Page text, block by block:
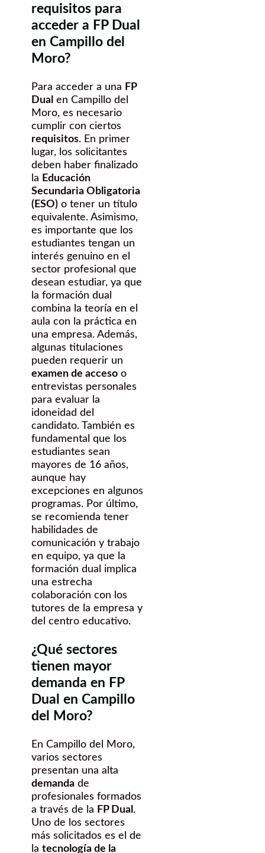
requisitos para
acceder a FP Dual
en Campillo del
Moro?
Para acceder a una FP
Dual en Campillo del
Moro, es necesario
cumplir con ciertos
requisitos. En primer
lugar, los solicitantes
deben haber finalizado
la Educación
Secundaria Obligatoria
(ESO) o tener un título
equivalente. Asimismo,
es importante que los
estudiantes tengan un
interés genuino en el
sector profesional que
desean estudiar, ya que
la formación dual
combina la teoría en el
aula con la práctica en
una empresa. Además,
algunas titulaciones
pueden requerir un
examen de acceso o
entrevistas personales
para evaluar la
idoneidad del
candidato. También es
fundamental que los
estudiantes sean
mayores de 16 años,
aunque hay
excepciones en algunos
programas. Por último,
se recomienda tener
habilidades de
comunicación y trabajo
en equipo, ya que la
formación dual implica
una estrecha
colaboración con los
tutores de la empresa y
del centro educativo.
¿Qué sectores
tienen mayor
demanda en FP
Dual en Campillo
del Moro?
En Campillo del Moro,
varios sectores
presentan una alta
demanda de
profesionales formados
a través de la FP Dual .
Uno de los sectores
más solicitados es el de
la tecnología de la